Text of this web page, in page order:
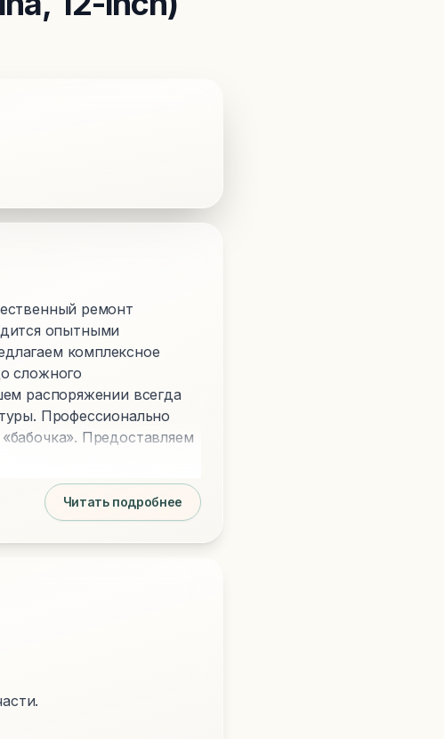
ремонт
опытными
комплексное
сложного
распоряжении всегда
Профессионально
Предоставляем
Читать подробнее